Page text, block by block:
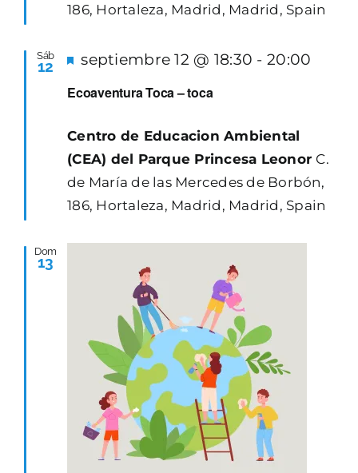
186, Hortaleza, Madrid, Madrid, Spain
Sáb
12
Ecoaventura Toca – toca
Destacado
septiembre 12 @ 18:30 -20:00
Centro de Educacion Ambiental
(CEA) del Parque Princesa Leonor C.
de María de las Mercedes de Borbón,
186, Hortaleza, Madrid, Madrid, Spain
Dom
13